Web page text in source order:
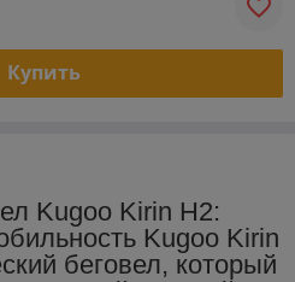
Купить
Kugoo Kirin H2:
Kugoo Kirin
беговел, который